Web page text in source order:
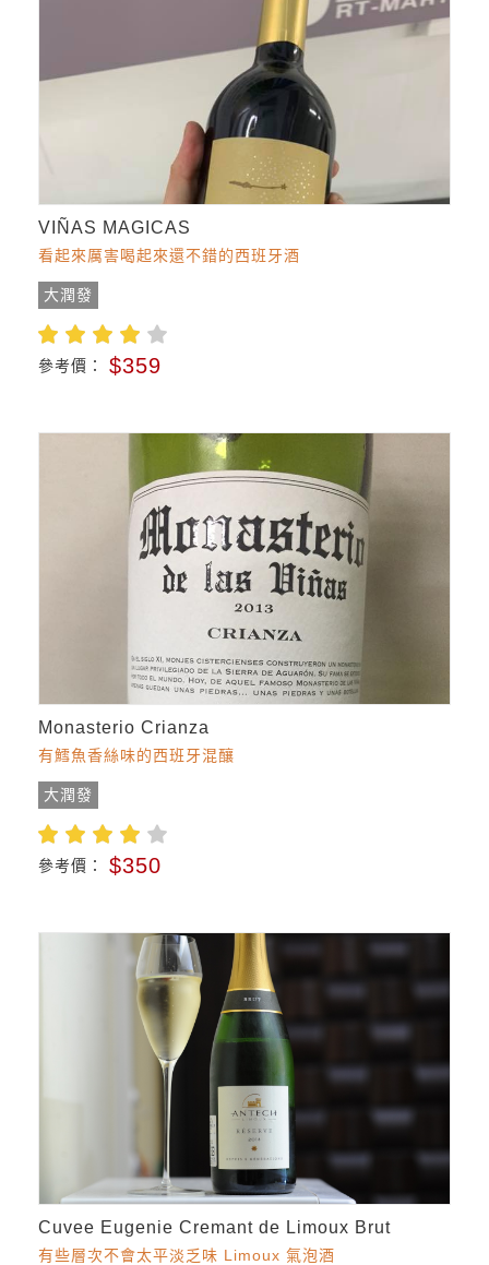
VIÑAS MAGICAS
看起來厲害喝起來還不錯的西班牙酒
大潤發
參考價： $359
Monasterio Crianza
有鱈魚香絲味的西班牙混釀
大潤發
參考價： $350
Cuvee Eugenie Cremant de Limoux Brut
有些層次不會太平淡乏味 Limoux 氣泡酒